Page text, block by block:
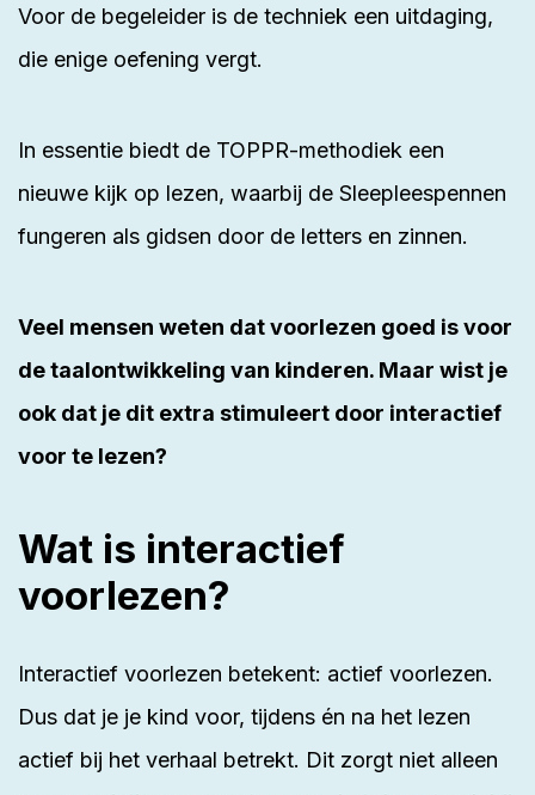
Voor de begeleider is de techniek een uitdaging,
die enige oefening vergt.
In essentie biedt de TOPPR-methodiek een
nieuwe kijk op lezen, waarbij de Sleepleespennen
fungeren als gidsen door de letters en zinnen.
Veel mensen weten dat voorlezen goed is voor
de taalontwikkeling van kinderen. Maar wist je
ook dat je dit extra stimuleert door interactief
voor te lezen?
Wat is interactief
voorlezen?
Interactief voorlezen betekent: actief voorlezen.
Dus dat je je kind voor, tijdens én na het lezen
actief bij het verhaal betrekt. Dit zorgt niet alleen